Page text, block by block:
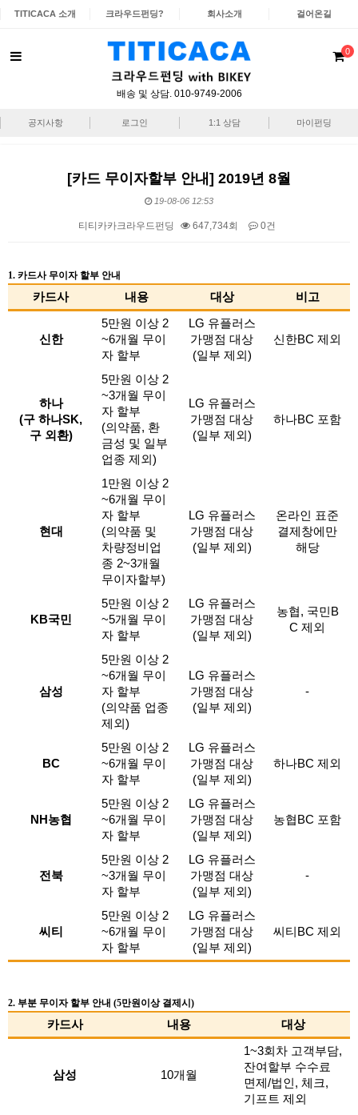
TITICACA 소개 크라우드펀딩? 회사소개 걸어온길
배송 및 상담. 010-9749-2006
0
공지사항 로그인 1:1 상담 마이펀딩
[카드 무이자할부 안내] 2019년 8월
19-08-06 12:53
티티카카크라우드펀딩 647,734회 0건
1. 카드사 무이자 할부 안내
카드사 내용 대상 비고
신한
5만원 이상 2
~6개월 무이
자 할부
LG 유플러스
가맹점 대상
(일부 제외)
신한BC 제외
하나
(구 하나SK,
구 외환)
5만원 이상 2
~3개월 무이
자 할부
(의약품, 환
금성 및 일부
업종 제외)
LG 유플러스
가맹점 대상
(일부 제외)
하나BC 포함
현대
1만원 이상 2
~6개월 무이
자 할부
(의약품 및
차량정비업
종 2~3개월
무이자할부)
LG 유플러스
가맹점 대상
(일부 제외)
온라인 표준
결제창에만
해당
KB국민
5만원 이상 2
~5개월 무이
자 할부
LG 유플러스
가맹점 대상
(일부 제외)
농협, 국민B
C 제외
삼성
5만원 이상 2
~6개월 무이
자 할부
(의약품 업종
제외)
LG 유플러스
가맹점 대상
(일부 제외)
-
BC
5만원 이상 2
~6개월 무이
자 할부
LG 유플러스
가맹점 대상
(일부 제외)
하나BC 제외
NH농협
5만원 이상 2
~6개월 무이
자 할부
LG 유플러스
가맹점 대상
(일부 제외)
농협BC 포함
전북
5만원 이상 2
~3개월 무이
자 할부
LG 유플러스
가맹점 대상
(일부 제외)
-
씨티
5만원 이상 2
~6개월 무이
자 할부
LG 유플러스
가맹점 대상
(일부 제외)
씨티BC 제외
2. 부분 무이자 할부 안내 (5만원이상 결제시)
카드사 내용 대상
삼성 10개월
1~3회차 고객부담,
잔여할부 수수료
면제/법인, 체크,
기프트 제외